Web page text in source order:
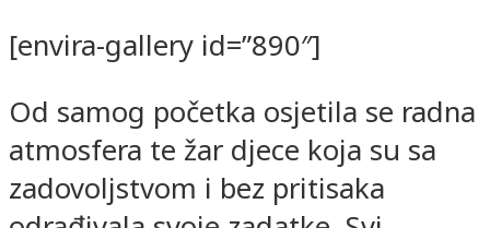
[envira-gallery id=”890″]
Od samog početka osjetila se radna
atmosfera te žar djece koja su sa
zadovoljstvom i bez pritisaka